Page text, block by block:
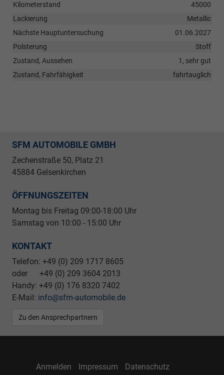
Kilometerstand
45000
Lackierung
Metallic
Nächste Hauptuntersuchung
01.06.2027
Polsterung
Stoff
Zustand, Aussehen
1, sehr gut
Zustand, Fahrfähigkeit
fahrtauglich
SFM AUTOMOBILE GMBH
Zechenstraße 50, Platz 21
45884 Gelsenkirchen
ÖFFNUNGSZEITEN
Montag bis Freitag 09:00-18:00 Uhr
Samstag von 10:00 - 15:00 Uhr
KONTAKT
Telefon: +49 (0) 209 1717 8605
oder +49 (0) 209 3604 2013
Handy: +49 (0) 176 8320 7402
E-Mail: info@sfm-automobile.de
Zu den Ansprechpartnern
Anmelden Impressum Datenschutz